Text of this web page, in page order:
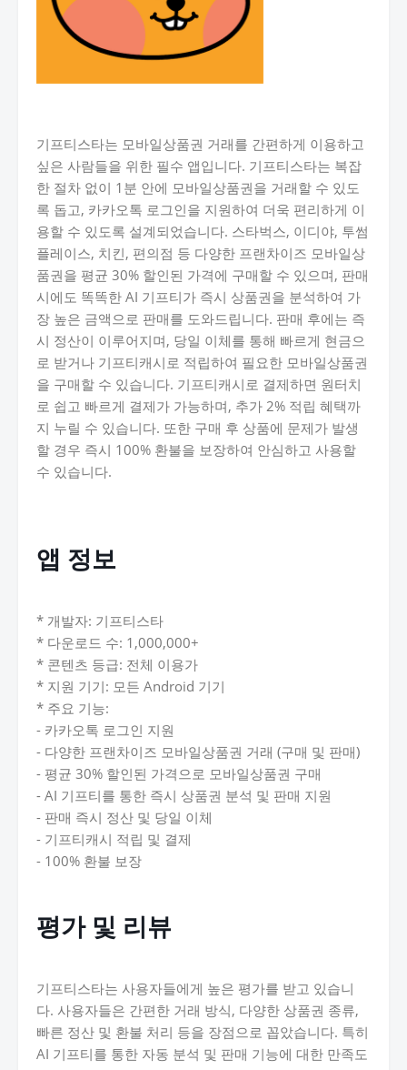
기프티스타는 모바일상품권 거래를 간편하게 이용하고
싶은 사람들을 위한 필수 앱입니다. 기프티스타는 복잡
한 절차 없이 1분 안에 모바일상품권을 거래할 수 있도
록 돕고, 카카오톡 로그인을 지원하여 더욱 편리하게 이
용할 수 있도록 설계되었습니다. 스타벅스, 이디야, 투썸
플레이스, 치킨, 편의점 등 다양한 프랜차이즈 모바일상
품권을 평균 30% 할인된 가격에 구매할 수 있으며, 판매
시에도 똑똑한 AI 기프티가 즉시 상품권을 분석하여 가
장 높은 금액으로 판매를 도와드립니다. 판매 후에는 즉
시 정산이 이루어지며, 당일 이체를 통해 빠르게 현금으
로 받거나 기프티캐시로 적립하여 필요한 모바일상품권
을 구매할 수 있습니다. 기프티캐시로 결제하면 원터치
로 쉽고 빠르게 결제가 가능하며, 추가 2% 적립 혜택까
지 누릴 수 있습니다. 또한 구매 후 상품에 문제가 발생
할 경우 즉시 100% 환불을 보장하여 안심하고 사용할
수 있습니다.
앱 정보
* 개발자: 기프티스타
* 다운로드 수: 1,000,000+
* 콘텐츠 등급: 전체 이용가
* 지원 기기: 모든 Android 기기
* 주요 기능:
- 카카오톡 로그인 지원
- 다양한 프랜차이즈 모바일상품권 거래 (구매 및 판매)
- 평균 30% 할인된 가격으로 모바일상품권 구매
- AI 기프티를 통한 즉시 상품권 분석 및 판매 지원
- 판매 즉시 정산 및 당일 이체
- 기프티캐시 적립 및 결제
- 100% 환불 보장
평가 및 리뷰
기프티스타는 사용자들에게 높은 평가를 받고 있습니
다. 사용자들은 간편한 거래 방식, 다양한 상품권 종류,
빠른 정산 및 환불 처리 등을 장점으로 꼽았습니다. 특히
AI 기프티를 통한 자동 분석 및 판매 기능에 대한 만족도